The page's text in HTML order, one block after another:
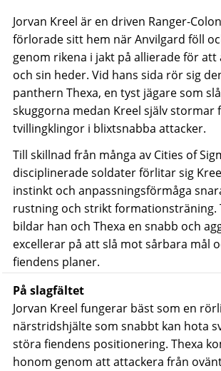
Jorvan Kreel är en driven Ranger-
förlorade sitt hem när Anvilgard föll
genom rikena i jakt på allierade för
och sin heder. Vid hans sida rör sig
panthern Thexa, en tyst jägare som
skuggorna medan Kreel själv stormar
tvillingklingor i blixtsnabba attacker.
Till skillnad från många av Cities of
disciplinerade soldater förlitar sig
instinkt och anpassningsförmåga
rustning och strikt formationsträning.
bildar han och Thexa en snabb och
excellerar på att slå mot sårbara mål
fiendens planer.
På slagfältet
Jorvan Kreel fungerar bäst som en
närstridshjälte som snabbt kan hota
störa fiendens positionering. Thexa
honom genom att attackera från